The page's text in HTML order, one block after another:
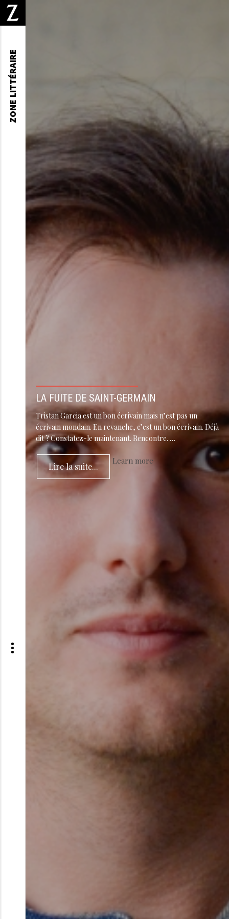
LA FUITE DE SAINT-GERMAIN
Tristan Garcia est un bon écrivain mais n’est pas un
écrivain mondain. En revanche, c’est un bon écrivain. Déjà
dit ? Constatez-le maintenant. Rencontre. …
Lire la suite...
Learn more
ZONE LITTÉRAIRE